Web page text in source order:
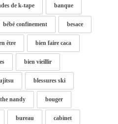
de k-tape banque
bébé confinement besace
être bien faire caca
bien vieillir
blessures ski
nandy bouger
bureau cabinet